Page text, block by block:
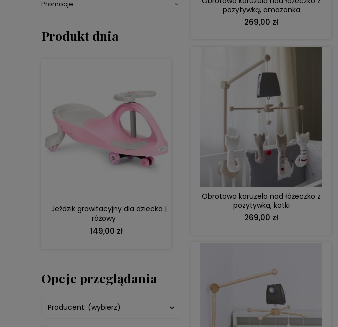
Promocje
Produkt dnia
Jeździk grawitacyjny dla dziecka |
różowy
149,00 zł
DO KOSZYKA
Opcje przeglądania
Producent: (wybierz)
pozytywką, amazonka
269,00 zł
Obrotowa karuzela nad łóżeczko z
pozytywką, kotki
269,00 zł
DO KOSZYKA